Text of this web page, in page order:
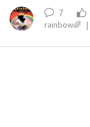
7
rainbow🌈 |